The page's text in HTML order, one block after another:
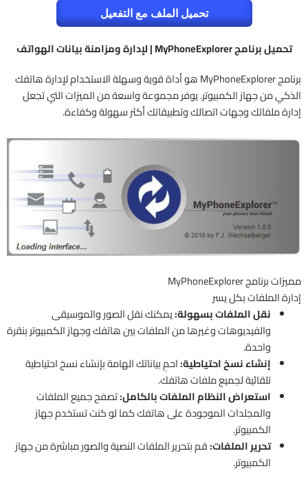
تحميل الملف مع التفعيل
تحميل برنامج MyPhoneExplorer | لإدارة ومزامنة بيانات الهواتف
برنامج MyPhoneExplorer هو أداة قوية وسهلة الاستخدام لإدارة هاتفك
الذكي من جهاز الكمبيوتر. يوفر مجموعة واسعة من الميزات التي تجعل
إدارة ملفاتك وجهات اتصالك وتطبيقاتك أكثر سهولة وكفاءة.
مميزات برنامج MyPhoneExplorer
إدارة الملفات بكل يسر
نقل الملفات بسهولة:يمكنك نقل الصور والموسيقى
والفيديوهات وغيرها من الملفات بين هاتفك وجهاز الكمبيوتر بنقرة
واحدة.
إنشاء نسخ احتياطية:احمِ بياناتك الهامة بإنشاء نسخ احتياطية
تلقائية لجميع ملفات هاتفك.
استعراض النظام الملفات بالكامل:تصفح جميع الملفات
والمجلدات الموجودة على هاتفك كما لو كنت تستخدم جهاز
الكمبيوتر.
تحرير الملفات:قم بتحرير الملفات النصية والصور مباشرة من جهاز
الكمبيوتر.